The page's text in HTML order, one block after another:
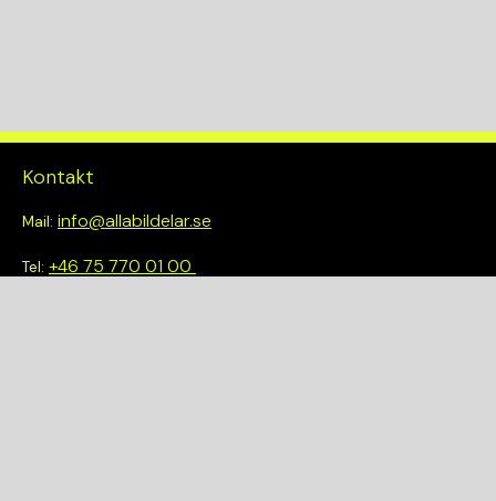
Kontakt
Mail: info@allabildelar.se
Tel: +46 75 770 01 00